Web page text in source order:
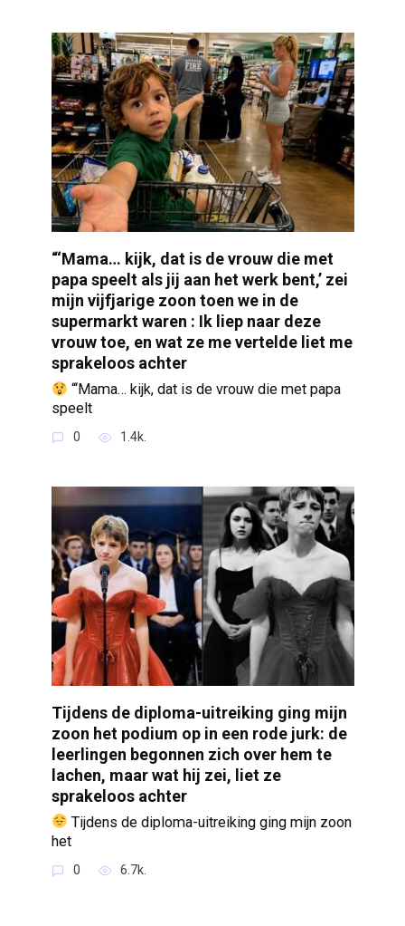
“‘Mama… kijk, dat is de vrouw die met
papa speelt als jij aan het werk bent,’ zei
mijn vijfjarige zoon toen we in de
supermarkt waren : Ik liep naar deze
vrouw toe, en wat ze me vertelde liet me
sprakeloos achter
“‘Mama… kijk, dat is de vrouw die met papa
speelt
0 1.4k.
Tijdens de diploma-uitreiking ging mijn
zoon het podium op in een rode jurk: de
leerlingen begonnen zich over hem te
lachen, maar wat hij zei, liet ze
sprakeloos achter
Tijdens de diploma-uitreiking ging mijn zoon
het
0 6.7k.